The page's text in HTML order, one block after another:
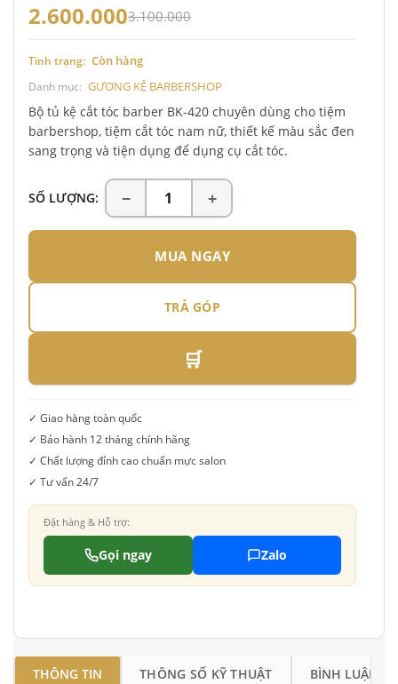
2.600.0003.100.000
Tình trạng: Còn hàng
Danh mục: GƯƠNG KỆ BARBERSHOP
Bộ tủ kệ cắt tóc barber BK-420 chuyên dùng cho tiệm
barbershop, tiệm cắt tóc nam nữ, thiết kế màu sắc đen
sang trọng và tiện dụng để dụng cụ cắt tóc.
SỐ LƯỢNG:
MUA NGAY
TRẢ GÓP
🛒
✓ Giao hàng toàn quốc
✓ Bảo hành 12 tháng chính hãng
✓ Chất lượng đỉnh cao chuẩn mực salon
✓ Tư vấn 24/7
Đặt hàng & Hỗ trợ:
Gọi ngay Zalo
THÔNG TIN THÔNG SỐ KỸ THUẬT BÌNH LUẬN